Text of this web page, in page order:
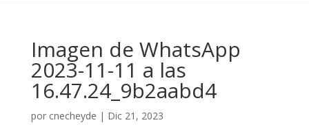
Imagen de WhatsApp
2023-11-11 a las
16.47.24_9b2aabd4
por cnecheyde | Dic 21, 2023